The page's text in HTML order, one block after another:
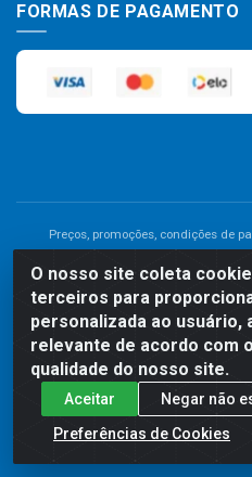
O nosso site coleta
terceiros para
personalizada ao usuário,
relevante de acordo com
qualidade do nosso site.
Aceitar
Negar não
Preferências de Cookies
FORMAS DE PAGAMENTO
Preços, promoções, condições de
preço de um produto, será válido o
compras do site no momento do
análise e disponibilidade do
Comercial de Construção
Eucarístico, 1179 - São José,